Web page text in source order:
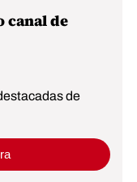
canal de
de